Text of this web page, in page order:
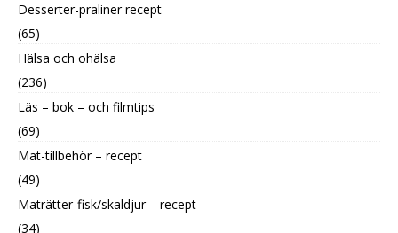
Desserter-praliner recept
(65)
Hälsa och ohälsa
(236)
Läs – bok – och filmtips
(69)
Mat-tillbehör – recept
(49)
Maträtter-fisk/skaldjur – recept
(34)